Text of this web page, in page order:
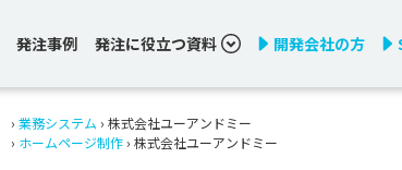
発注事例 発注に役立つ資料 開発会社の方
› 業務システム › 株式会社ユーアンドミー
› ホームページ制作 › 株式会社ユーアンドミー